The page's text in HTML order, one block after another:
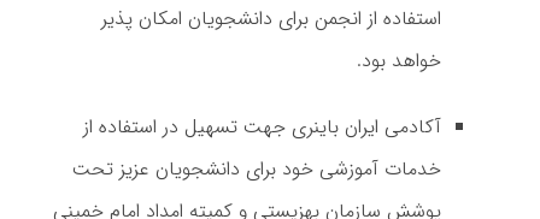
استفاده از انجمن برای دانشجویان امکان پذیر
خواهد بود.
آکادمی ایران باینری جهت تسهیل در استفاده از
خدمات آموزشی خود برای دانشجویان عزیز تحت
پوشش سازمان بهزیستی و کمیته امداد امام خمینی